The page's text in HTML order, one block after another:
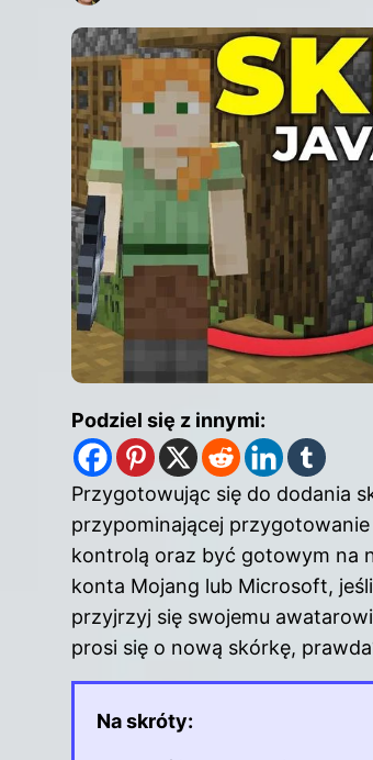
Podziel się z innymi:
Przygotowując się do dodania
przypominającej
kontrolą oraz być gotowym na
konta Mojang lub Microsoft,
przyjrzyj się swojemu
prosi się o nową skórkę,
Na skróty: